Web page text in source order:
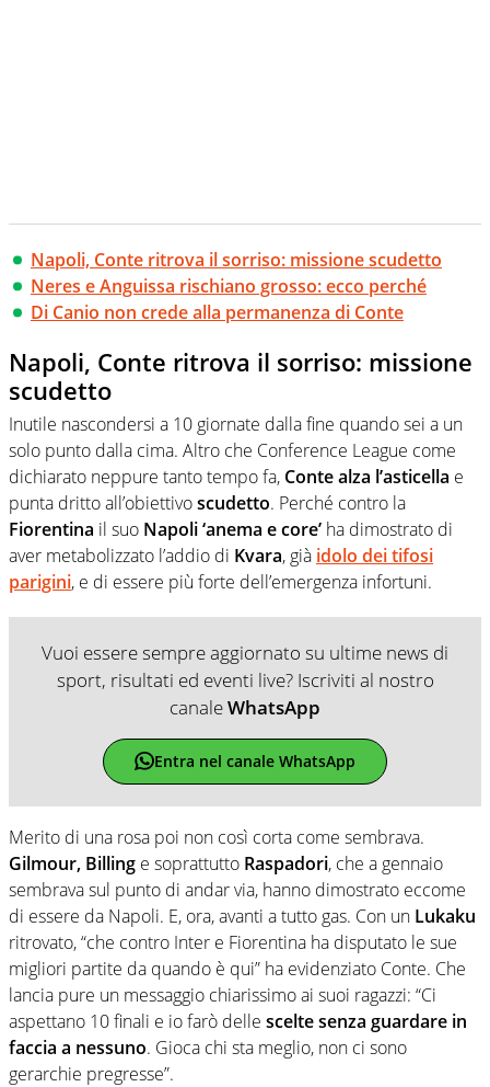
Napoli, Conte ritrova il sorriso: missione scudetto
Neres e Anguissa rischiano grosso: ecco perché
Di Canio non crede alla permanenza di Conte
Napoli, Conte ritrova il sorriso: missione
scudetto
Inutile nascondersi a 10 giornate dalla fine quando sei a un
solo punto dalla cima. Altro che Conference League come
dichiarato neppure tanto tempo fa, Conte alza l’asticella e
punta dritto all’obiettivoscudetto. Perché contro la
Fiorentina il suo Napoli ‘anema e core’ ha dimostrato di
aver metabolizzato l’addio di Kvara, già idolo dei tifosi
parigini, e di essere più forte dell’emergenza infortuni.
Vuoi essere sempre aggiornato su ultime news di
sport, risultati ed eventi live? Iscriviti al nostro
canaleWhatsApp
Entra nel canale WhatsApp
Merito di una rosa poi non così corta come sembrava.
Gilmour, Billing e soprattutto Raspadori, che a gennaio
sembrava sul punto di andar via, hanno dimostrato eccome
di essere da Napoli. E, ora, avanti a tutto gas. Con un Lukaku
ritrovato, “che contro Inter e Fiorentina ha disputato le sue
migliori partite da quando è qui” ha evidenziato Conte. Che
lancia pure un messaggio chiarissimo ai suoi ragazzi: “Ci
aspettano 10 finali e io farò delle scelte senza guardare in
faccia a nessuno. Gioca chi sta meglio, non ci sono
gerarchie pregresse”.